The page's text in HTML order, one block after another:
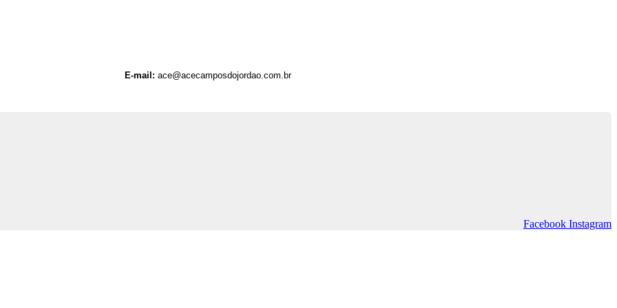
E-mail: ace@acecamposdojordao.com.br
Facebook Instagram